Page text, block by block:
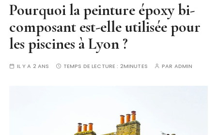
Pourquoi la peinture époxy bi-
composant est-elle utilisée pour
les piscines à Lyon ?
IL Y A 2 ANS TEMPS DE LECTURE : 2MINUTES PAR ADMIN